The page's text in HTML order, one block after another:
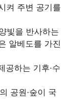
켜 주변 공기를
빛을 반사하는
알베도를 가진
공하는 기후·수
공원·숲이 국